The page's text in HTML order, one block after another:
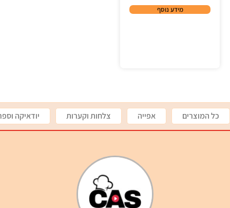
מידע נוסף
כל המוצרים אפייה צלחות וקערות יודאיקה